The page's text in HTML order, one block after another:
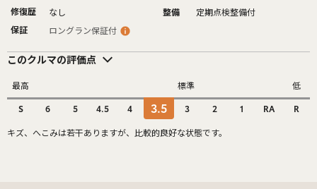
修復歴
なし 整備
定期点検整備付
保証
ロングラン保証付
このクルマの評価点
最高 標準 低
S 6 5 4.5 4 3.5 3 2 1 RA R
キズ、へこみは若干ありますが、比較的良好な状態です。